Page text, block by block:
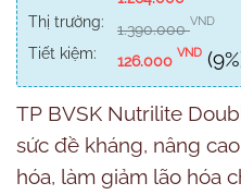
Thị trường: 1.390.000VND
Tiết kiệm: 126.000 VND
TP BVSK Nutrilite
sức đề kháng, nâng
hóa, làm giảm lão hóa